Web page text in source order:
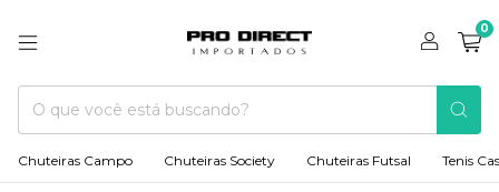
0
Chuteiras Campo Chuteiras Society Chuteiras Futsal Tenis